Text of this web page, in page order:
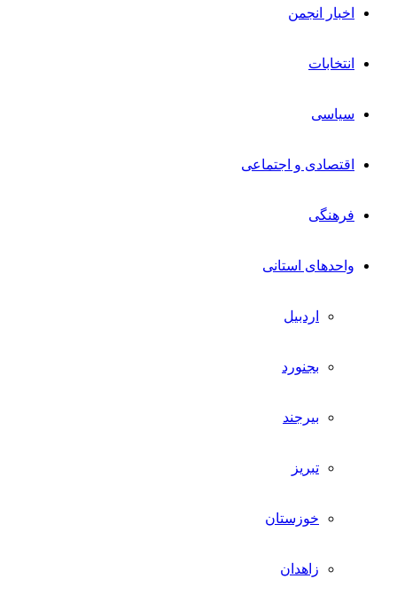
اخبار انجمن
انتخابات
سیاسی
اقتصادی و اجتماعی
فرهنگی
واحدهای استانی
اردبیل
بجنورد
بیرجند
تبریز
خوزستان
زاهدان